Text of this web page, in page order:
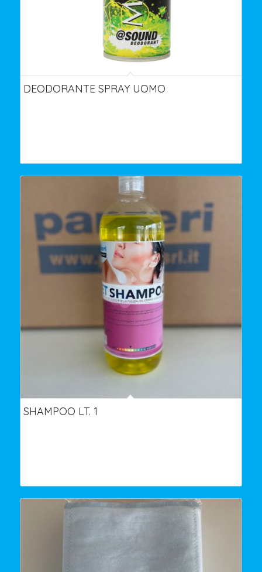
DEODORANTE SPRAY UOMO
SHAMPOO LT. 1